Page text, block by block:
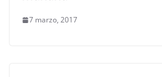
7 marzo, 2017